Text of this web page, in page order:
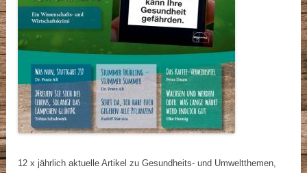
12 x jährlich aktuelle Artikel zu Gesundheits- und Umweltthemen,